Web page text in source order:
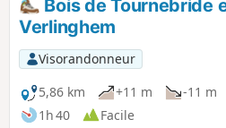
Bois de Tournebride
Verlinghem
Visorandonneur
5,86 km
+11 m
-11 m
1h 40
Facile